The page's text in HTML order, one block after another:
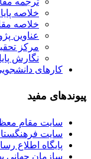
خلاصه
خلاصه
عناوین
مرکز
نگارش
کارهای
پیوندهای مفید
سایت مقام
سایت
پایگاه اطلاع
سازمان جهانی